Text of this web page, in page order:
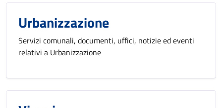
Urbanizzazione
Servizi comunali, documenti, uffici, notizie ed eventi
relativi a Urbanizzazione